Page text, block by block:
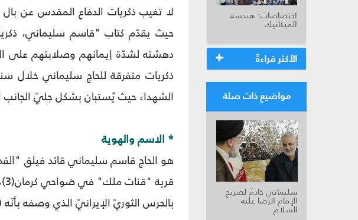
اختصاصات: هندسة
الميكانيك
الأكثر قراءةً
مواضيع ذات صلة
سليماني خادمٌ لضريح
الإمام الرضا عليه
السلام
لا تغيب ذكريات الدفاع المقدس عن بال
حيث يقدّم كتاب "قاسم سليماني،
دهشته لشدّة إيمانهم وصلابتهم على
ذكريات متفرقة للحاج سليماني خلال
الشهداء حيث يُستبان بشكل جليّ الجانب
* الاسم والهوية
بالحرس الثوريّ الإيرانيّ الذي وصفه بأنّه (معراج الشهداء)(4) وأحد الأعمدة